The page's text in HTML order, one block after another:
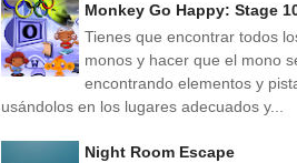
Monkey Go Happy: Stage
Tienes que encontrar todos
monos y hacer que el mono
encontrando elementos y
usándolos en los lugares adecuados y...
Night Room Escape